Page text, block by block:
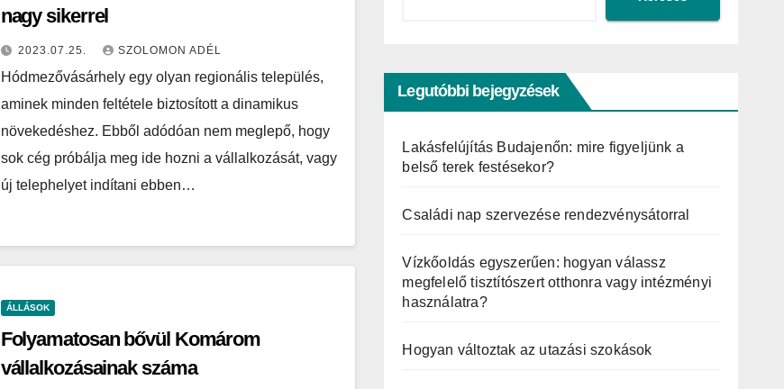
nagy sikerrel
2023.07.25. SZOLOMON ADÉL
Hódmezővásárhely egy olyan regionális település,
aminek minden feltétele biztosított a dinamikus
növekedéshez. Ebből adódóan nem meglepő, hogy
sok cég próbálja meg ide hozni a vállalkozását, vagy
új telephelyet indítani ebben…
ÁLLÁSOK
Folyamatosan bővül Komárom
vállalkozásainak száma
Legutóbbi bejegyzések
Lakásfelújítás Budajenőn: mire figyeljünk a
belső terek festésekor?
Családi nap szervezése rendezvénysátorral
Vízkőoldás egyszerűen: hogyan válassz
megfelelő tisztítószert otthonra vagy intézményi
használatra?
Hogyan változtak az utazási szokások